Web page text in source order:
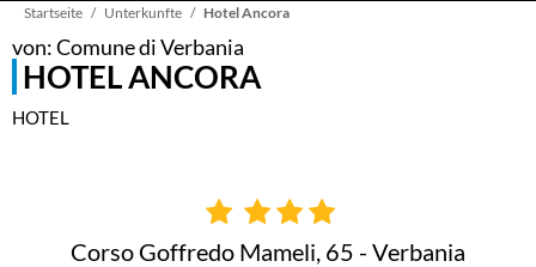
Pfadnavigation
Startseite Unterkunfte Hotel Ancora
von: Comune di Verbania
HOTEL ANCORA
HOTEL
Corso Goffredo Mameli, 65 - Verbania